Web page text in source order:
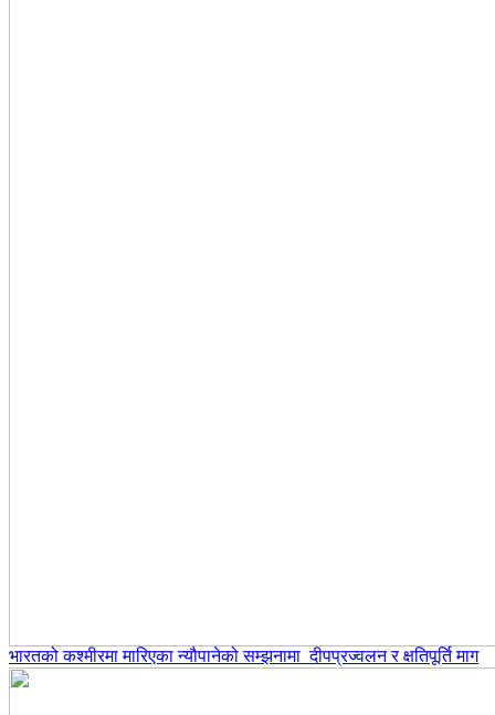
भारतको कश्मीरमा मारिएका न्यौपानेको सम्झनामा दीपप्रज्वलन र क्षतिपूर्ति माग